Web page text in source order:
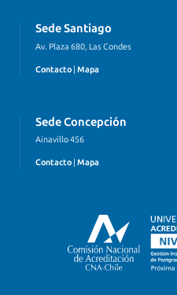
Sede Santiago
Av. Plaza 680, Las Condes
Contacto | Mapa
Sede Concepción
Ainavillo 456
Contacto Mapa